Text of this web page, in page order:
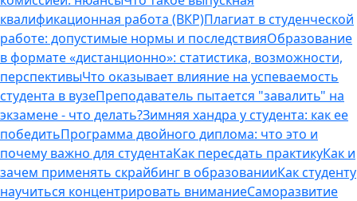
квалификационная работа (ВКР)Плагиат в студенческой
работе: допустимые нормы и последствияОбразование
в формате «дистанционно»: статистика, возможности,
перспективыЧто оказывает влияние на успеваемость
студента в вузеПреподаватель пытается "завалить" на
экзамене - что делать?Зимняя хандра у студента: как ее
победитьПрограмма двойного диплома: что это и
почему важно для студентаКак пересдать практикуКак и
зачем применять скрайбинг в образованииКак студенту
научиться концентрировать вниманиеСаморазвитие